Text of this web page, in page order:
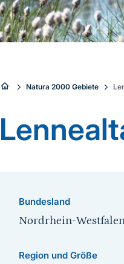
Sie
sind
hier:
Natura 2000 Gebiete
Bundesland
Nordrhein-
Region und Größe